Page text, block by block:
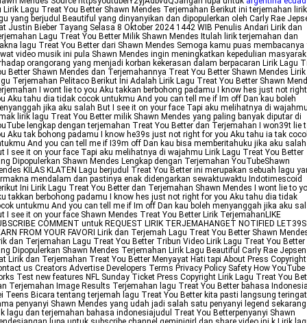
Lirik Lagu Treat You Better Shawn Mendes Terjemahan Berikut ini terjemahan lirik
yang berjudul Beautiful yang dinyanyikan dan dipopulerkan oleh Carly Rae
Justin Bieber Tayang Selasa 8 Oktober 2024 1442 WIB Penulis Andari Lirik dan
Lagu Treat You Better Milik Shawn Mendes Itulah lirik terjemahan dan
lagu Treat You Better dari Shawn Mendes Semoga kamu puas membacanya
video musik ini pula Shawn Mendes ingin meningkatkan kepedulian
orangorang yang menjadi korban kekerasan dalam berpacaran Lirik Lagu
Better Shawn Mendes dan Terjemahannya Treat You Better Shawn Mendes Lirik
Terjemahan Pelitaco Berikut Ini Adalah Lirik Lagu Treat You Better Shawn
I wont lie to you Aku takkan berbohong padamu I know hes just not
Aku tahu dia tidak cocok untukmu And you can tell me if Im off Dan kau boleh
jika aku salah But I see it on your face Tapi aku melihatnya di
lirik lagu Treat You Better milik Shawn Mendes yang paling banyak diputar di
lengkap dengan terjemahan Treat You Better dan Terjemahan I won39t lie
Aku tak bohong padamu I know he39s just not right for you Aku tahu ia tak
And you can tell me if I39m off Dan kau bisa memberitahuku jika aku salah
I see it on your face Tapi aku melihatnya di wajahmu Lirik Lagu Treat You Better
Dipopulerkan Shawn Mendes Lengkap dengan Terjemahan YouTubeShawn
KILAS KLATEN Lagu berjudul Treat You Better ini merupakan sebuah lagu
mendalam dan pastinya enak didengarkan sewaktuwaktu Indotimescoid
Ini Lirik Lagu Treat You Better dan Terjemahan Shawn Mendes I wont lie to
takkan berbohong padamu I know hes just not right for you Aku tahu dia tidak
untukmu And you can tell me if Im off Dan kau boleh menyanggah jika aku
I see it on your face Shawn Mendes Treat You Better Lirik TerjemahanLIKE
COMMENT untuk REQUEST LIRIK TERJEMAHANGET NOTIFIED LET39S
FROM YOUR FAVORI Lirik dan Terjemah Lagu Treat You Better Shawn
dan Terjemahan Lagu Treat You Better Tribun Video Lirik Lagu Treat You Better
Dipopulerkan Shawn Mendes Terjemahan Lirik Lagu Beautiful Carly Rae Jepsen
Lirik dan Terjemahan Treat You Better Menyayat Hati tapi About Press Copyright
us Creators Advertise Developers Terms Privacy Policy Safety How YouTube
Test new features NFL Sunday Ticket Press Copyright Lirik Lagu Treat You
Terjemahan Image Results Terjemahan lagu Treat You Better bahasa
Teens Bicara tentang terjemah lagu Treat You Better kita pasti langsung
penyanyi Shawn Mendes yang udah jadi salah satu penyanyi legend sekarang
lagu dan terjemahan bahasa indonesiajudul Treat You Betterpenyanyi Shawn